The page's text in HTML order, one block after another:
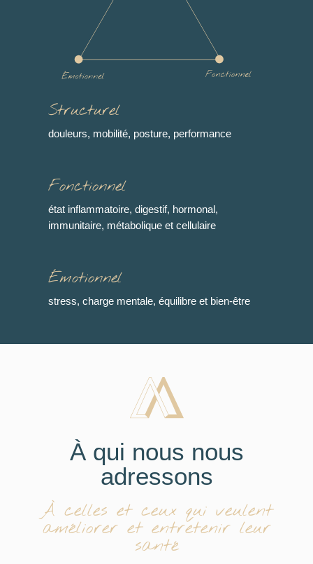
Structurel
douleurs, mobilité, posture, performance
Fonctionnel
état inflammatoire, digestif, hormonal,
immunitaire, métabolique et cellulaire
Émotionnel
stress, charge mentale, équilibre et bien-être
À qui nous nous
adressons
À celles et ceux qui veulent
améliorer et entretenir leur
santé